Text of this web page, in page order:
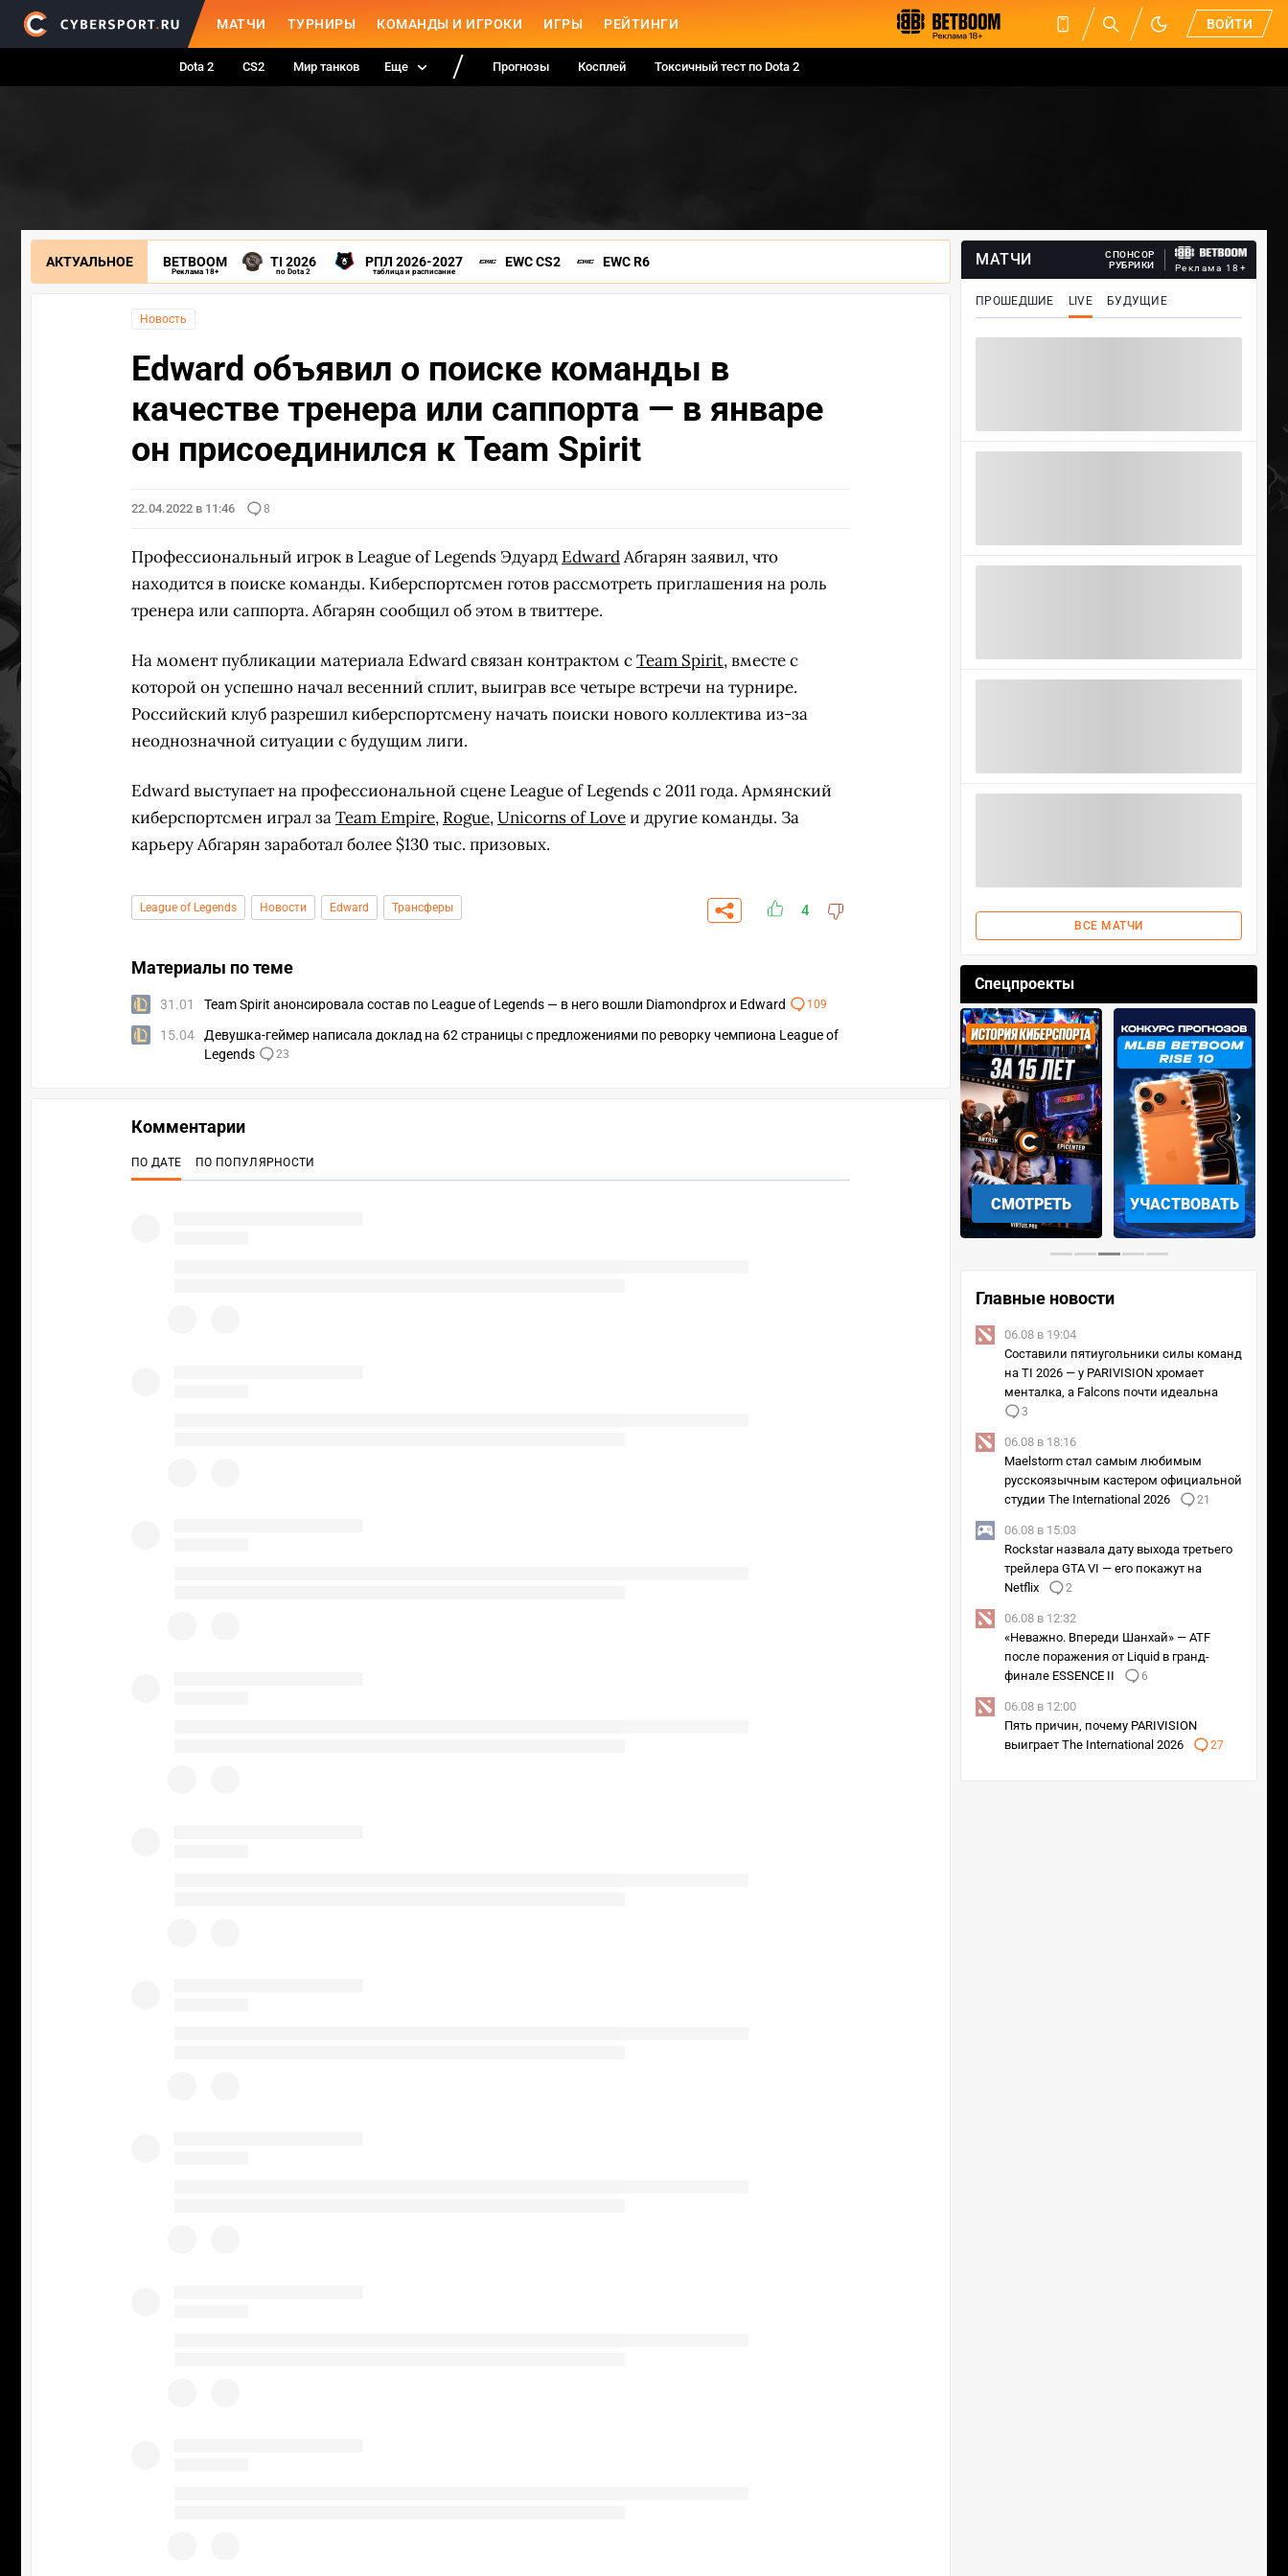
МАТЧИ ТУРНИРЫ КОМАНДЫ И ИГРОКИ ИГРЫ РЕЙТИНГИ ВОЙТИ
Dota 2 CS2 Мир танков Еще Прогнозы Косплей Токсичный тест по Dota 2
АКТУАЛЬНОЕ BETBOOM
Реклама 18+
TI 2026
по Dota 2
РПЛ 2026-2027
таблица и расписание
EWC CS2 EWC R6
Новость
Edward объявил о поиске команды в
качестве тренера или саппорта — в январе
он присоединился к Team Spirit
22.04.2022 в 11:46 8
Профессиональный игрок в League of Legends Эдуард EdwardАбгарян заявил, что
находится в поиске команды. Киберспортсмен готов рассмотреть приглашения на роль
тренера или саппорта. Абгарян сообщил об этом в твиттере.
На момент публикации материала Edward связан контрактом сTeam Spirit, вместе с
которой он успешно начал весенний сплит, выиграв все четыре встречи на турнире.
Российский клуб разрешил киберспортсмену начать поиски нового коллектива из-за
неоднозначной ситуации с будущим лиги.
Edward выступает на профессиональной сцене League of Legends с 2011 года. Армянский
киберспортсмен играл заTeam Empire, Rogue,Unicorns of Loveи другие команды. За
карьеру Абгарян заработал более $130 тыс. призовых.
League of Legends Новости Edward Трансферы 4
Материалы по теме
31.01 Team Spirit анонсировала состав по League of Legends — в него вошли Diamondprox и Edward 109
15.04
Девушка-геймер написала доклад на 62 страницы с предложениями по реворку чемпиона League of
Legends
23
МАТЧИ
СПОНСОР
РУБРИКИ
Реклама 18+
ПРОШЕДШИЕ LIVE БУДУЩИЕ
ВСЕ МАТЧИ
Спецпроекты
СМОТРЕТЬ УЧАСТВОВАТЬ
‹ ›
Главные новости
06.08 в 19:04
Составили пятиугольники силы команд
на TI 2026 — у PARIVISION хромает
менталка, а Falcons почти идеальна
3
06.08 в 18:16
Maelstorm стал самым любимым
русскоязычным кастером официальной
студии The International 2026
21
06.08 в 15:03
Rockstar назвала дату выхода третьего
трейлера GTA VI — его покажут на
Netflix
2
06.08 в 12:32
«Неважно. Впереди Шанхай» — ATF
после поражения от Liquid в гранд-
финале ESSENCE II
6
06.08 в 12:00
Пять причин, почему PARIVISION
выиграет The International 2026
27
Комментарии
ПО ДАТЕ ПО ПОПУЛЯРНОСТИ